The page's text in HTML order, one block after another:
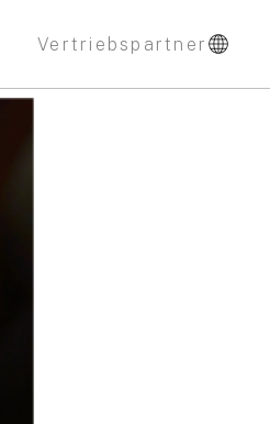
Vertriebspartner